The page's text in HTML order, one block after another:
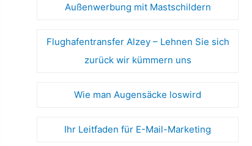
Außenwerbung mit Mastschildern
Flughafentransfer Alzey – Lehnen Sie sich
zurück wir kümmern uns
Wie man Augensäcke loswird
Ihr Leitfaden für E-Mail-Marketing